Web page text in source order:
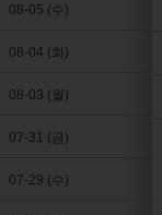
08-05 (수)
08-04 (화)
08-03 (월)
07-31 (금)
07-29 (수)